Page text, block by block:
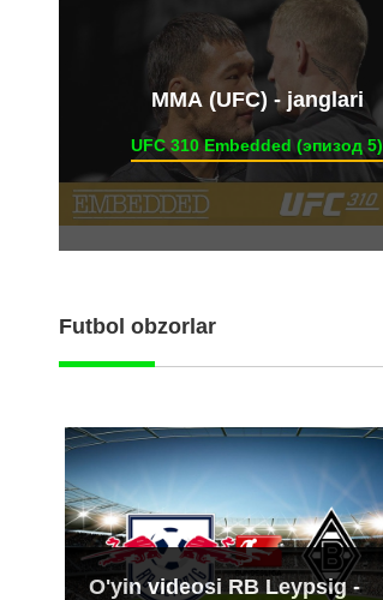
ММА (UFC) - janglari
UFC 310 Embedded (эпизод 5)
Futbol obzorlar
O'yin videosi RB Leypsig -